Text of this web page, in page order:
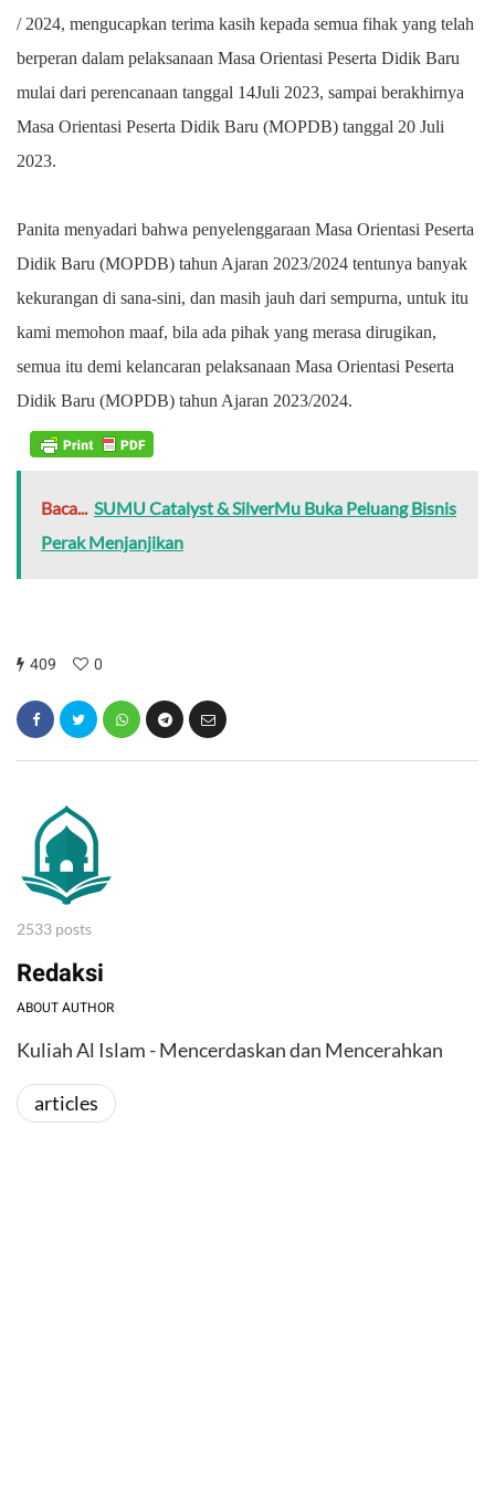
/ 2024, mengucapkan terima kasih kepada semua fihak yang telah
berperan dalam pelaksanaan Masa Orientasi Peserta Didik Baru
mulai dari perencanaan tanggal 14Juli 2023, sampai berakhirnya
Masa Orientasi Peserta Didik Baru (MOPDB) tanggal 20 Juli
2023.
Panita menyadari bahwa penyelenggaraan Masa Orientasi Peserta
Didik Baru (MOPDB) tahun Ajaran 2023/2024 tentunya banyak
kekurangan di sana-sini, dan masih jauh dari sempurna, untuk itu
kami memohon maaf, bila ada pihak yang merasa dirugikan,
semua itu demi kelancaran pelaksanaan Masa Orientasi Peserta
Didik Baru (MOPDB) tahun Ajaran 2023/2024.
Baca... SUMU Catalyst & SilverMu Buka Peluang Bisnis
Perak Menjanjikan
409 0
2533 posts
Redaksi
ABOUT AUTHOR
Kuliah Al Islam - Mencerdaskan dan Mencerahkan
articles